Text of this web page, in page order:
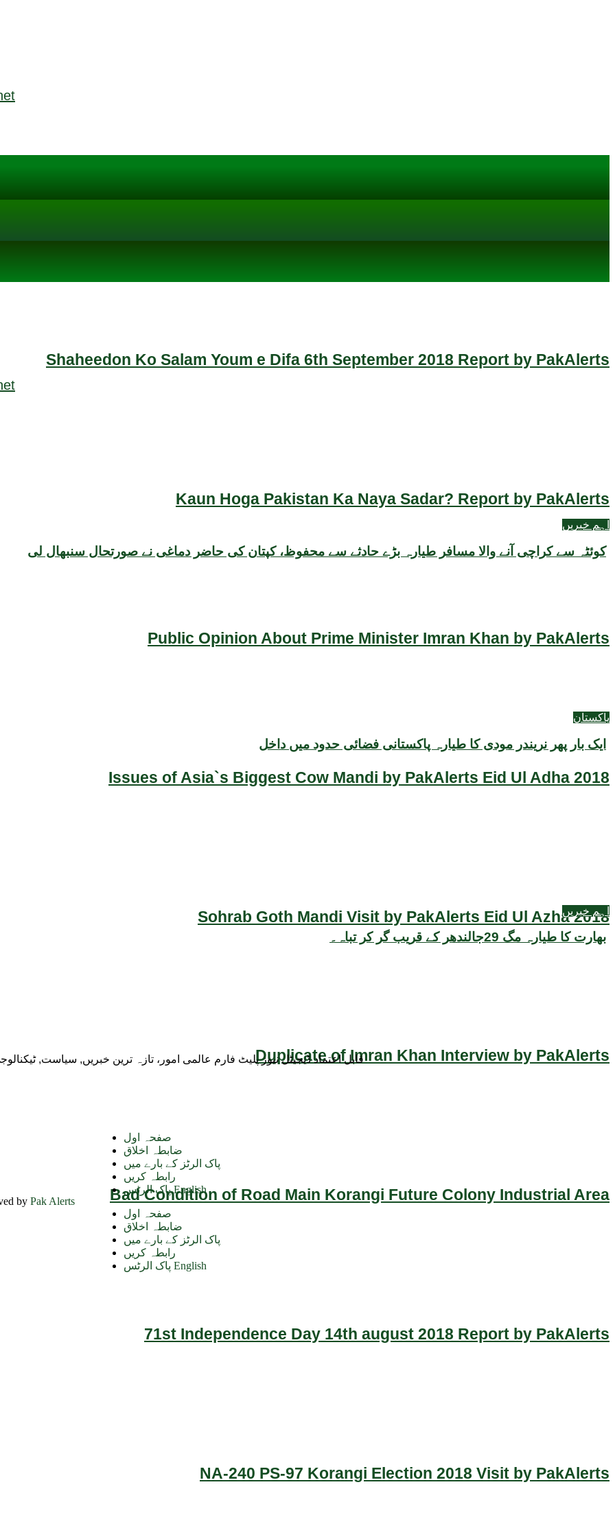
Shaheedon Ko Salam Youm e Difa 6th September 2018 Report by PakAlerts
Kaun Hoga Pakistan Ka Naya Sadar? Report by PakAlerts
Public Opinion About Prime Minister Imran Khan by PakAlerts
Issues of Asia`s Biggest Cow Mandi by PakAlerts Eid Ul Adha 2018
Sohrab Goth Mandi Visit by PakAlerts Eid Ul Azha 2018
Duplicate of Imran Khan Interview by PakAlerts
Bad Condition of Road Main Korangi Future Colony Industrial Area
71st Independence Day 14th august 2018 Report by PakAlerts
NA-240 PS-97 Korangi Election 2018 Visit by PakAlerts
اہم خبریں
کوئٹہ سے کراچی آنے والا مسافر طیارہ بڑے حادثے سے محفوظ، کپتان کی حاضر دماغی نے صورتحال سنبھال لی
پاکستان
ایک بار پھر نریندر مودی کا طیارہ پاکستانی فضائی حدود میں داخل
اہم خبریں
بھارت کا طیارہ مگ 29جالندھر کے قریب گر کر تباہ۔
قابل اعتماد ڈیجیٹل نیوز پلیٹ فارم عالمی امور، تازہ ترین خبریں, سیاست,
by Pak Alerts
صفحہ اول
ضابطہ اخلاق
پاک الرٹز کے بارے میں
رابطہ کریں
پاک الرٹس English
صفحہ اول
ضابطہ اخلاق
پاک الرٹز کے بارے میں
رابطہ کریں
پاک الرٹس English